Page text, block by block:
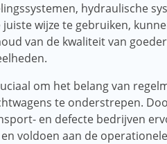
hydraulische
wijze te gebruiken,
van de kwaliteit van
om het belang van
te onderstrepen.
en defecte bedrijven
voldoen aan de